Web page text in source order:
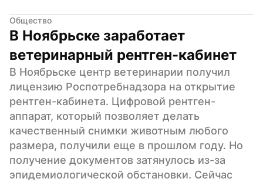
Общество
В Ноябрьске заработает
ветеринарный рентген-кабинет
В Ноябрьске центр ветеринарии получил
лицензию Роспотребнадзора на открытие
рентген-кабинета. Цифровой рентген-
аппарат, который позволяет делать
качественный снимки животным любого
размера, получили еще в прошлом году. Но
получение документов затянулось из-за
эпидемиологической обстановки. Сейчас